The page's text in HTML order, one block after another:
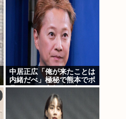
中居正広「俺が来たことは
内緒だべ」極秘で熊本でボ
ランティアをしていた